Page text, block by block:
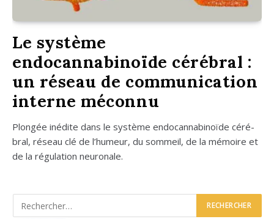
Le système
endocannabinoïde cérébral :
un réseau de communication
interne méconnu
Plon­gée inédite dans le sys­tème endo­can­na­bi­noïde céré­
bral, réseau clé de l’humeur, du som­meil, de la mémoire et
de la régu­la­tion neu­ro­nale.